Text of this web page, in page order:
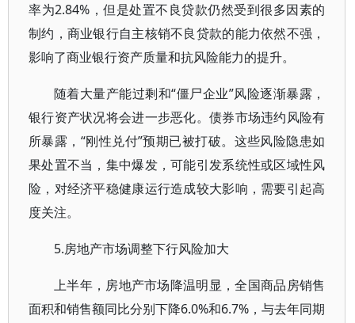
率为2.84%，但是处置不良贷款仍然受到很多因素的
制约，商业银行自主核销不良贷款的能力依然不强，
影响了商业银行资产质量和抗风险能力的提升。
随着大量产能过剩和“僵尸企业”风险逐渐暴露，
银行资产状况将会进一步恶化。债券市场违约风险有
所暴露，“刚性兑付”预期已被打破。这些风险隐患如
果处置不当，集中爆发，可能引发系统性或区域性风
险，对经济平稳健康运行造成较大影响，需要引起高
度关注。
5.房地产市场调整下行风险加大
上半年，房地产市场降温明显，全国商品房销售
面积和销售额同比分别下降6.0%和6.7%，与去年同期